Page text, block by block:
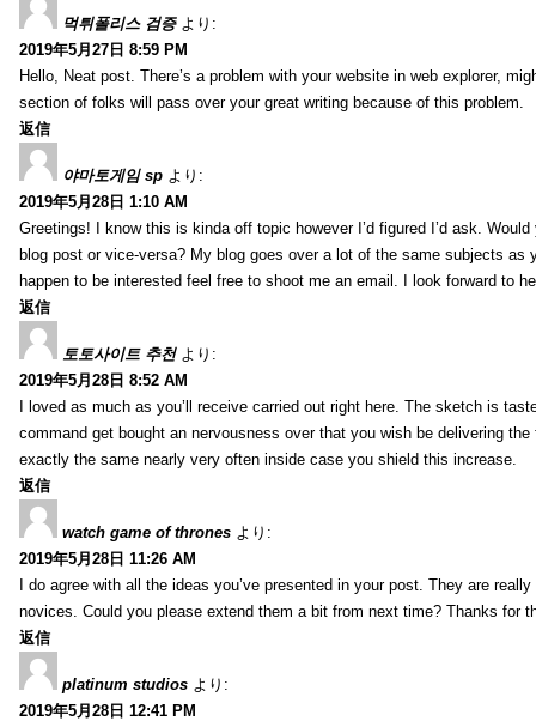
먹튀폴리스 검증 より:
2019年5月27日 8:59 PM
Hello, Neat post. There’s a problem with your website in web explorer,
section of folks will pass over your great writing because of this problem.
返信
야마토게임 sp より:
2019年5月28日 1:10 AM
Greetings! I know this is kinda off topic however I’d figured I’d ask.
blog post or vice-versa? My blog goes over a lot of the same subjects
happen to be interested feel free to shoot me an email. I look forward to
返信
토토사이트 추천 より:
2019年5月28日 8:52 AM
I loved as much as you’ll receive carried out right here. The sketch is
command get bought an nervousness over that you wish be delivering
exactly the same nearly very often inside case you shield this increase.
返信
watch game of thrones より:
2019年5月28日 11:26 AM
I do agree with all the ideas you’ve presented in your post. They are
novices. Could you please extend them a bit from next time? Thanks for
返信
platinum studios より:
2019年5月28日 12:41 PM